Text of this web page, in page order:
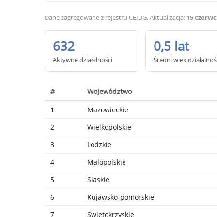
Dane zagregowane z rejestru CEIDG. Aktualizacja: 15
632
Aktywne działalności
0,5 lat
Średni wiek
#
Województwo
1
Mazowieckie
2
Wielkopolskie
3
Lodzkie
4
Malopolskie
5
Slaskie
6
Kujawsko-pomorskie
7
Swietokrzyskie